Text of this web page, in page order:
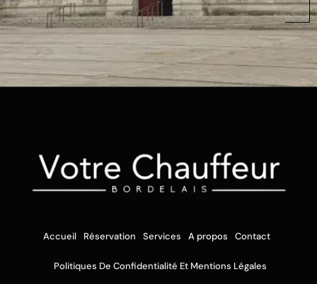
Accueil Réservation Services A propos Contact
Politiques De Confidentialité Et Mentions Légales